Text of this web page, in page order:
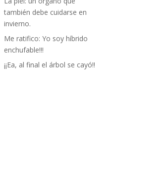
también debe cuidarse en
invierno.
Me ratifico: Yo soy híbrido
enchufable!!!
¡¡Ea, al final el árbol se cayó!!